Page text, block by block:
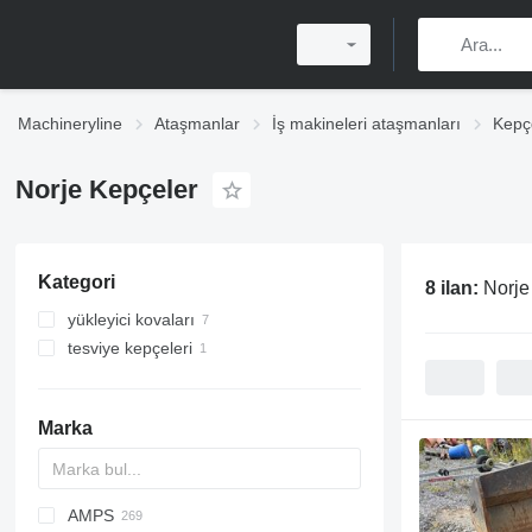
Machineryline Ataşmanlar İş makineleri ataşmanları
Norje Kepçeler
Kategori
yükleyici kovaları
tesviye kepçeleri
Marka
AMPS
8 ilan: